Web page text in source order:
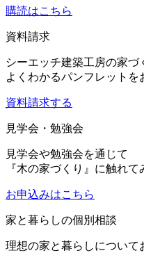
購読はこちら
資料請求
シーエッチ建築工房の家づ
よくわかるパンフレットを
資料請求する
見学会・勉強会
見学会や勉強会を通じて
『木の家づくり』に触れて
お申込みはこちら
家と暮らしの個別相談
理想の家と暮らしについて